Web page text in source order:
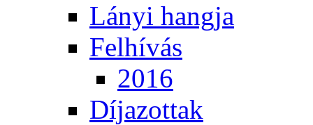
Lányi hangja
Felhívás
2016
Díjazottak